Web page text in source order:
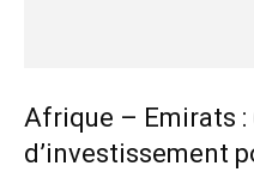
Afrique – Emirats
d’investissement